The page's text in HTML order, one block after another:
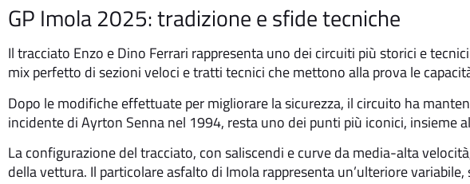
GP Imola 2025: tradizione e sfide tecniche
Il tracciato Enzo e Dino Ferrari rappresenta uno dei circuiti più storici e
mix perfetto di sezioni veloci e tratti tecnici che mettono alla prova le
Dopo le modifiche effettuate per migliorare la sicurezza, il circuito ha
incidente di Ayrton Senna nel 1994, resta uno dei punti più iconici, insieme
La configurazione del tracciato, con saliscendi e curve da media-alta
della vettura. Il particolare asfalto di Imola rappresenta un’ulteriore